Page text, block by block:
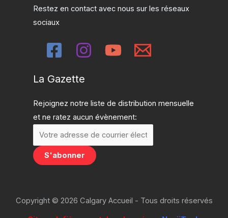
Restez en contact avec nous sur les réseaux
sociaux
La Gazette
Rejoignez notre liste de distribution mensuelle
et ne ratez aucun évènement:
Copyright © 2026 Calgary Accueil - Tous droits réservés